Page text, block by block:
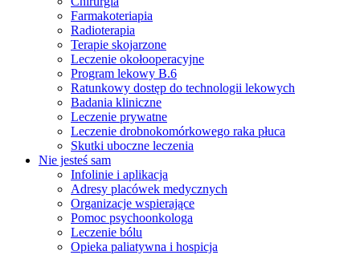
Farmakoteriapia
Radioterapia
Terapie skojarzone
Leczenie okołooperacyjne
Program lekowy B.6
Ratunkowy dostęp do technologii lekowych
Badania kliniczne
Leczenie prywatne
Leczenie drobnokomórkowego raka płuca
Skutki uboczne leczenia
Nie jesteś sam
Infolinie i aplikacja
Adresy placówek medycznych
Organizacje wspierające
Pomoc psychoonkologa
Leczenie bólu
Opieka paliatywna i hospicja